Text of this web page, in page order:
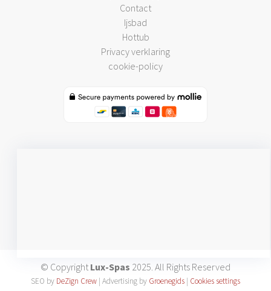
Contact
Ijsbad
Hottub
Privacy verklaring
cookie-policy
© Copyright Lux-Spas 2025. All Rights Reserved
SEO by DeZign Crew | Advertising by Groenegids | Cookies settings